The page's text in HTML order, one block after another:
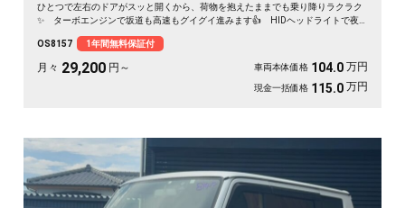
ひとつで左右のドアがスッと開くから、荷物を抱えたままでも乗り降りラクラク
✨ ターボエンジンで坂道も高速もグイグイ進みます👍 HIDヘッドライトで夜
とアウトドアへ繰り出したくなる一台です🚗 前向きな一歩を応援する《1年保証
付》です📌
OS8157 1年間無料保証付
月々 29,200 円～ 車両本体価格 104.0 万円
現金一括価格 115.0 万円